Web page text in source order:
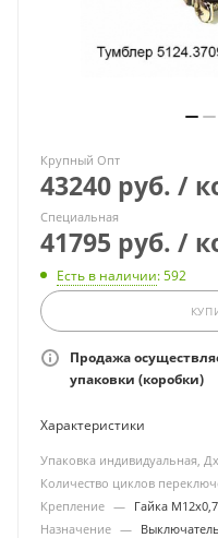
Крупный Опт
43240 руб. /
Специальная
41795 руб. /
Есть в наличии: 592
Продажа
упаковки (коробки)
Характеристики
Упаковка индивидуальная,
Количество циклов
Крепление — Гайка
Назначение —